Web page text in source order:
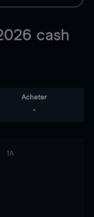
cash
Acheter
-
1A